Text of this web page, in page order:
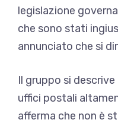
legislazione
che sono stati
annunciato che si
Il gruppo si
uffici postali
afferma che non è